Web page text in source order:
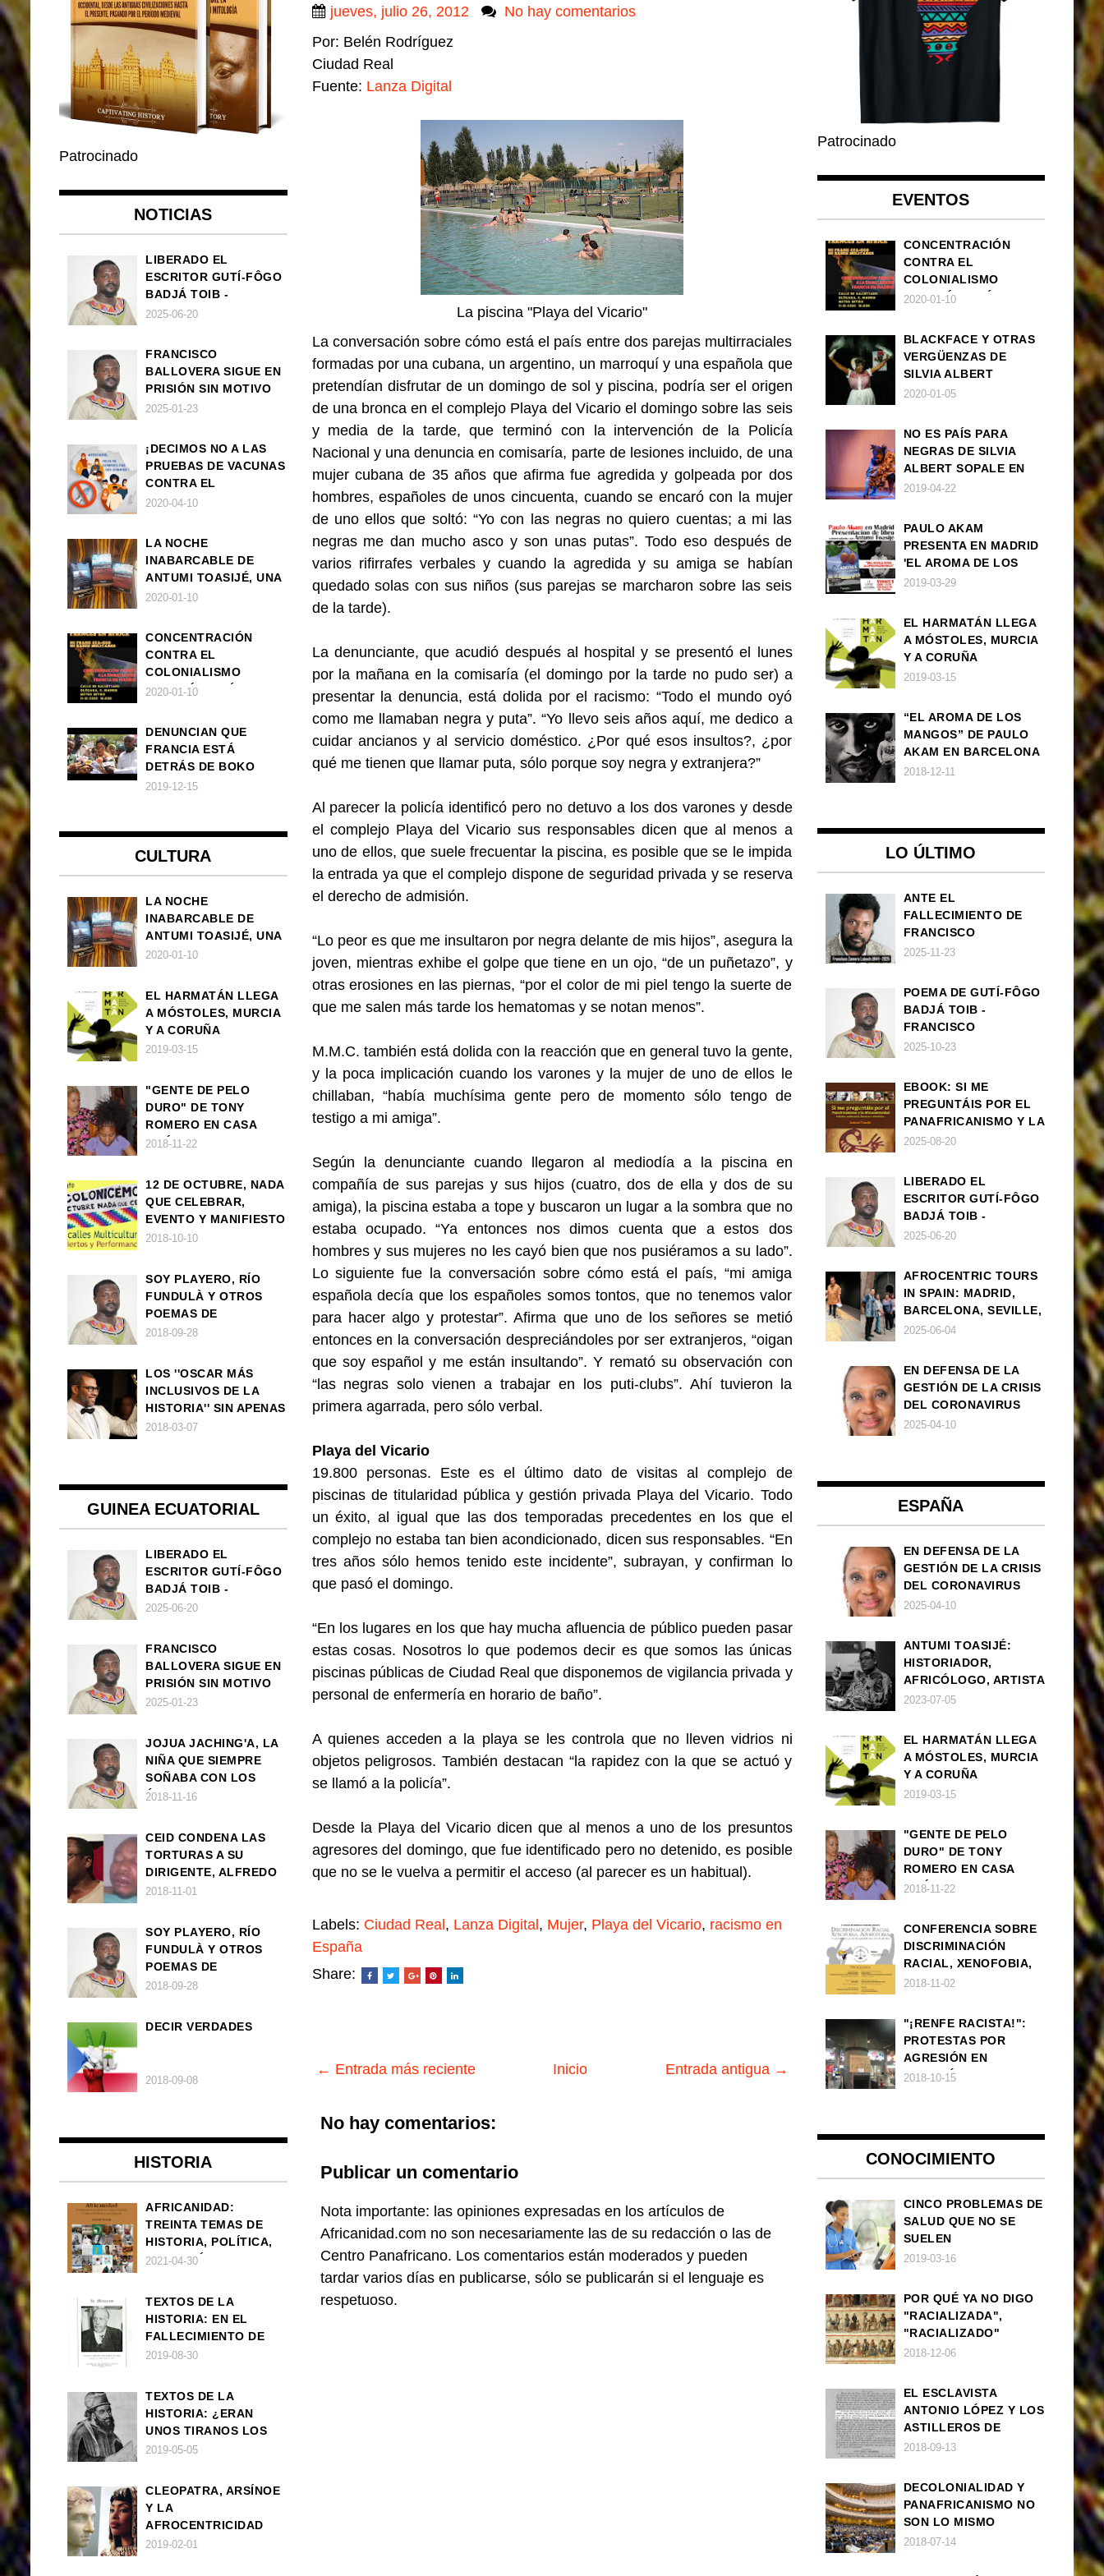
jueves, julio 26, 2012
No hay comentarios
Por: Belén Rodríguez
Ciudad Real
Fuente: Lanza Digital
La piscina "Playa del Vicario"
La conversación sobre cómo está el país entre dos parejas multirraciales
formadas por una cubana, un argentino, un marroquí y una española que
pretendían disfrutar de un domingo de sol y piscina, podría ser el origen
de una bronca en el complejo Playa del Vicario el domingo sobre las seis
y media de la tarde, que terminó con la intervención de la Policía
Nacional y una denuncia en comisaría, parte de lesiones incluido, de una
mujer cubana de 35 años que afirma fue agredida y golpeada por dos
hombres, españoles de unos cincuenta, cuando se encaró con la mujer
de uno ellos que soltó: “Yo con las negras no quiero cuentas; a mi las
negras me dan mucho asco y son unas putas”. Todo eso después de
varios rifirrafes verbales y cuando la agredida y su amiga se habían
quedado solas con sus niños (sus parejas se marcharon sobre las seis
de la tarde).
La denunciante, que acudió después al hospital y se presentó el lunes
por la mañana en la comisaría (el domingo por la tarde no pudo ser) a
presentar la denuncia, está dolida por el racismo: “Todo el mundo oyó
como me llamaban negra y puta”. “Yo llevo seis años aquí, me dedico a
cuidar ancianos y al servicio doméstico. ¿Por qué esos insultos?, ¿por
qué me tienen que llamar puta, sólo porque soy negra y extranjera?”
Al parecer la policía identificó pero no detuvo a los dos varones y desde
el complejo Playa del Vicario sus responsables dicen que al menos a
uno de ellos, que suele frecuentar la piscina, es posible que se le impida
la entrada ya que el complejo dispone de seguridad privada y se reserva
el derecho de admisión.
“Lo peor es que me insultaron por negra delante de mis hijos”, asegura la
joven, mientras exhibe el golpe que tiene en un ojo, “de un puñetazo”, y
otras erosiones en las piernas, “por el color de mi piel tengo la suerte de
que me salen más tarde los hematomas y se notan menos”.
M.M.C. también está dolida con la reacción que en general tuvo la gente,
y la poca implicación cuando los varones y la mujer de uno de ellos le
chillaban, “había muchísima gente pero de momento sólo tengo de
testigo a mi amiga”.
Según la denunciante cuando llegaron al mediodía a la piscina en
compañía de sus parejas y sus hijos (cuatro, dos de ella y dos de su
amiga), la piscina estaba a tope y buscaron un lugar a la sombra que no
estaba ocupado. “Ya entonces nos dimos cuenta que a estos dos
hombres y sus mujeres no les cayó bien que nos pusiéramos a su lado”.
Lo siguiente fue la conversación sobre cómo está el país, “mi amiga
española decía que los españoles somos tontos, que no tenemos valor
para hacer algo y protestar”. Afirma que uno de los señores se metió
entonces en la conversación despreciándoles por ser extranjeros, “oigan
que soy español y me están insultando”. Y remató su observación con
“las negras solo vienen a trabajar en los puti-clubs”. Ahí tuvieron la
primera agarrada, pero sólo verbal.
Playa del Vicario
19.800 personas. Este es el último dato de visitas al complejo de
piscinas de titularidad pública y gestión privada Playa del Vicario. Todo
un éxito, al igual que las dos temporadas precedentes en los que el
complejo no estaba tan bien acondicionado, dicen sus responsables. “En
tres años sólo hemos tenido este incidente”, subrayan, y confirman lo
que pasó el domingo.
“En los lugares en los que hay mucha afluencia de público pueden pasar
estas cosas. Nosotros lo que podemos decir es que somos las únicas
piscinas públicas de Ciudad Real que disponemos de vigilancia privada y
personal de enfermería en horario de baño”.
A quienes acceden a la playa se les controla que no lleven vidrios ni
objetos peligrosos. También destacan “la rapidez con la que se actuó y
se llamó a la policía”.
Desde la Playa del Vicario dicen que al menos a uno de los presuntos
agresores del domingo, que fue identificado pero no detenido, es posible
que no se le vuelva a permitir el acceso (al parecer es un habitual).
Labels: Ciudad Real , Lanza Digital , Mujer, Playa del Vicario, racismo en
España
Share:
← Entrada más reciente Entrada antigua →
Inicio
No hay comentarios:
Publicar un comentario
Nota importante: las opiniones expresadas en los artículos de
Africanidad.com no son necesariamente las de su redacción o las de
Centro Panafricano. Los comentarios están moderados y pueden
tardar varios días en publicarse, sólo se publicarán si el lenguaje es
respetuoso.
Patrocinado
NOTICIAS
LIBERADO EL
ESCRITOR GUTÍ-FÔGO
BADJÁ TOIB -
FRANCISCO
2025-06-20
FRANCISCO
BALLOVERA SIGUE EN
PRISIÓN SIN MOTIVO
ALGUNO
2025-01-23
¡DECIMOS NO A LAS
PRUEBAS DE VACUNAS
CONTRA EL
CORONAVIRUS EN
2020-04-10
LA NOCHE
INABARCABLE DE
ANTUMI TOASIJÉ, UNA
NOVELA
2020-01-10
CONCENTRACIÓN
CONTRA EL
COLONIALISMO
FRANCÉS EN ÁFRICA
2020-01-10
DENUNCIAN QUE
FRANCIA ESTÁ
DETRÁS DE BOKO
HARAM
2019-12-15
CULTURA
LA NOCHE
INABARCABLE DE
ANTUMI TOASIJÉ, UNA
NOVELA
2020-01-10
EL HARMATÁN LLEGA
A MÓSTOLES, MURCIA
Y A CORUÑA
2019-03-15
"GENTE DE PELO
DURO" DE TONY
ROMERO EN CASA
AMÉRICA
2018-11-22
12 DE OCTUBRE, NADA
QUE CELEBRAR,
EVENTO Y MANIFIESTO
2018-10-10
SOY PLAYERO, RÍO
FUNDULÀ Y OTROS
POEMAS DE
FRANCISCO
2018-09-28
LOS ''OSCAR MÁS
INCLUSIVOS DE LA
HISTORIA'' SIN APENAS
TRIUNFOS AFRO
2018-03-07
GUINEA ECUATORIAL
LIBERADO EL
ESCRITOR GUTÍ-FÔGO
BADJÁ TOIB -
FRANCISCO
2025-06-20
FRANCISCO
BALLOVERA SIGUE EN
PRISIÓN SIN MOTIVO
ALGUNO
2025-01-23
JOJUA JACHING'A, LA
NIÑA QUE SIEMPRE
SOÑABA CON LOS
ÁNGELES (UN CUENTO
2018-11-16
CEID CONDENA LAS
TORTURAS A SU
DIRIGENTE, ALFREDO
OKENVE
2018-11-01
SOY PLAYERO, RÍO
FUNDULÀ Y OTROS
POEMAS DE
FRANCISCO
2018-09-28
DECIR VERDADES
2018-09-08
HISTORIA
AFRICANIDAD:
TREINTA TEMAS DE
HISTORIA, POLÍTICA,
FILOSOFÍA Y CULTURA
2021-04-30
TEXTOS DE LA
HISTORIA: EN EL
FALLECIMIENTO DE
W.E.B. DU BOIS
2019-08-30
TEXTOS DE LA
HISTORIA: ¿ERAN
UNOS TIRANOS LOS
FARAONES?
2019-05-05
CLEOPATRA, ARSÍNOE
Y LA
AFROCENTRICIDAD
MAL ENTENDIDA
2019-02-01
Patrocinado
EVENTOS
CONCENTRACIÓN
CONTRA EL
COLONIALISMO
FRANCÉS EN ÁFRICA
2020-01-10
BLACKFACE Y OTRAS
VERGÜENZAS DE
SILVIA ALBERT
SOPALE EN MADRID
2020-01-05
NO ES PAÍS PARA
NEGRAS DE SILVIA
ALBERT SOPALE EN
BARCELONA
2019-04-22
PAULO AKAM
PRESENTA EN MADRID
'EL AROMA DE LOS
MANGOS', UNA
AFRODESCENDENCIA
2019-03-29
EL HARMATÁN LLEGA
A MÓSTOLES, MURCIA
Y A CORUÑA
2019-03-15
“EL AROMA DE LOS
MANGOS” DE PAULO
AKAM EN BARCELONA
2018-12-11
LO ÚLTIMO
ANTE EL
FALLECIMIENTO DE
FRANCISCO
ZAMORA LOBOCH
2025-11-23
POEMA DE GUTÍ-FÔGO
BADJÁ TOIB -
FRANCISCO
BALLOVERA ESTRADA:
2025-10-23
EBOOK: SI ME
PREGUNTÁIS POR EL
PANAFRICANISMO Y LA
AFROCENTRICIDAD
2025-08-20
LIBERADO EL
ESCRITOR GUTÍ-FÔGO
BADJÁ TOIB -
FRANCISCO
2025-06-20
AFROCENTRIC TOURS
IN SPAIN: MADRID,
BARCELONA, SEVILLE,
IBIZA
2025-06-04
EN DEFENSA DE LA
GESTIÓN DE LA CRISIS
DEL CORONAVIRUS
POR PARTE DEL
2025-04-10
ESPAÑA
EN DEFENSA DE LA
GESTIÓN DE LA CRISIS
DEL CORONAVIRUS
POR PARTE DEL
2025-04-10
ANTUMI TOASIJÉ:
HISTORIADOR,
AFRICÓLOGO, ARTISTA
2023-07-05
EL HARMATÁN LLEGA
A MÓSTOLES, MURCIA
Y A CORUÑA
2019-03-15
"GENTE DE PELO
DURO" DE TONY
ROMERO EN CASA
AMÉRICA
2018-11-22
CONFERENCIA SOBRE
DISCRIMINACIÓN
RACIAL, XENOFOBIA,
APOROFOBIA Y AUGE
2018-11-02
"¡RENFE RACISTA!":
PROTESTAS POR
AGRESIÓN EN
ESTACIÓN DE TREN DE
2018-10-15
CONOCIMIENTO
CINCO PROBLEMAS DE
SALUD QUE NO SE
SUELEN
DIAGNOSTICAR BIEN
2019-03-16
POR QUÉ YA NO DIGO
"RACIALIZADA",
"RACIALIZADO"
2018-12-06
EL ESCLAVISTA
ANTONIO LÓPEZ Y LOS
ASTILLEROS DE
NAVANTIA
2018-09-13
DECOLONIALIDAD Y
PANAFRICANISMO NO
SON LO MISMO
2018-07-14